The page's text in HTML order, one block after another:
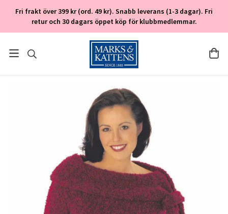
Fri frakt över 399 kr (ord. 49 kr). Snabb leverans (1-3 dagar). Fri
retur och 30 dagars öppet köp för klubbmedlemmar.